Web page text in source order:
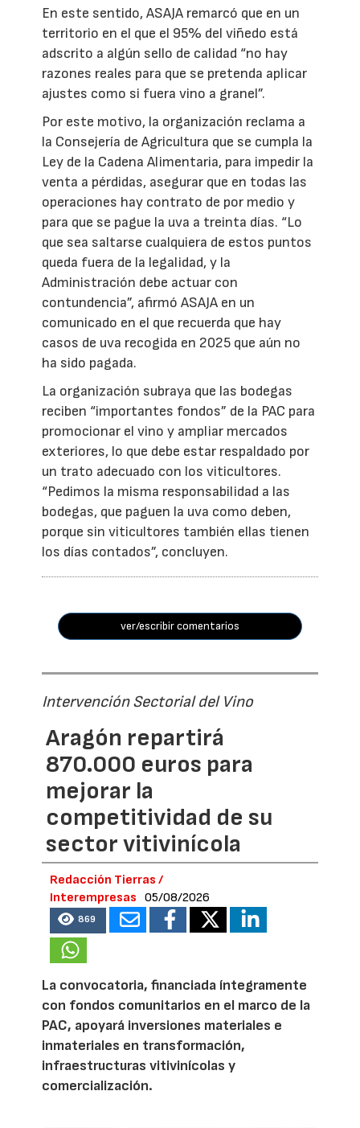
En este sentido, ASAJA remarcó que en un
territorio en el que el 95% del viñedo está
adscrito a algún sello de calidad “no hay
razones reales para que se pretenda aplicar
ajustes como si fuera vino a granel”.
Por este motivo, la organización reclama a
la Consejería de Agricultura que se cumpla la
Ley de la Cadena Alimentaria, para impedir la
venta a pérdidas, asegurar que en todas las
operaciones hay contrato de por medio y
para que se pague la uva a treinta días. “Lo
que sea saltarse cualquiera de estos puntos
queda fuera de la legalidad, y la
Administración debe actuar con
contundencia”, afirmó ASAJA en un
comunicado en el que recuerda que hay
casos de uva recogida en 2025 que aún no
ha sido pagada.
La organización subraya que las bodegas
reciben “importantes fondos” de la PAC para
promocionar el vino y ampliar mercados
exteriores, lo que debe estar respaldado por
un trato adecuado con los viticultores.
“Pedimos la misma responsabilidad a las
bodegas, que paguen la uva como deben,
porque sin viticultores también ellas tienen
los días contados”, concluyen.
ver/escribir comentarios
Intervención Sectorial del Vino
Aragón repartirá
870.000 euros para
mejorar la
competitividad de su
sector vitivinícola
Redacción Tierras /
Interempresas
05/08/2026
869
La convocatoria, financiada íntegramente
con fondos comunitarios en el marco de la
PAC, apoyará inversiones materiales e
inmateriales en transformación,
infraestructuras vitivinícolas y
comercialización.